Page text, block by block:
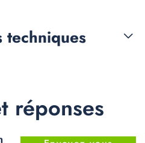
techniques
réponses